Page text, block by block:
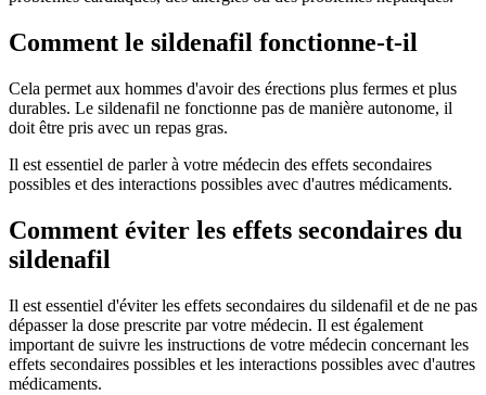
Comment le sildenafil fonctionne-t-il
Cela permet aux hommes d'avoir des érections plus fermes et plus
durables. Le sildenafil ne fonctionne pas de manière autonome, il
doit être pris avec un repas gras.
Il est essentiel de parler à votre médecin des effets secondaires
possibles et des interactions possibles avec d'autres médicaments.
Comment éviter les effets secondaires du
sildenafil
Il est essentiel d'éviter les effets secondaires du sildenafil et de ne pas
dépasser la dose prescrite par votre médecin. Il est également
important de suivre les instructions de votre médecin concernant les
effets secondaires possibles et les interactions possibles avec d'autres
médicaments.